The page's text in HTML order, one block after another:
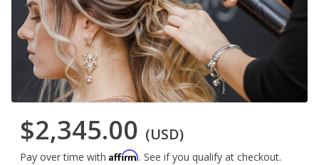
$2,345.00 (USD)
Pay over time with Affirm. See if you qualify at checkout.